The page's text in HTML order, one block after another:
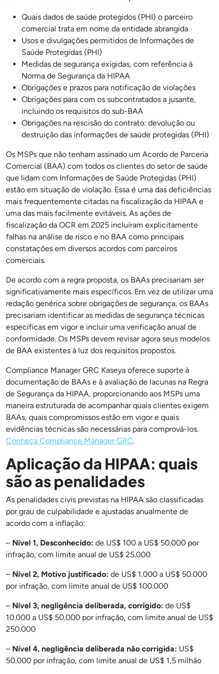
Quais dados de saúde protegidos (PHI) o parceiro
comercial trata em nome da entidade abrangida
Usos e divulgações permitidos de Informações de
Saúde Protegidas (PHI)
Medidas de segurança exigidas, com referência à
Norma de Segurança da HIPAA
Obrigações e prazos para notificação de violações
Obrigações para com os subcontratados a jusante,
incluindo os requisitos do sub-BAA
Obrigações na rescisão do contrato: devolução ou
destruição das informações de saúde protegidas (PHI)
Os MSPs que não tenham assinado um Acordo de Parceria
Comercial (BAA) com todos os clientes do setor de saúde
que lidam com Informações de Saúde Protegidas (PHI)
estão em situação de violação. Essa é uma das deficiências
mais frequentemente citadas na fiscalização da HIPAA e
uma das mais facilmente evitáveis. As ações de
fiscalização da OCR em 2025 incluíram explicitamente
falhas na análise de risco e no BAA como principais
constatações em diversos acordos com parceiros
comerciais.
De acordo com a regra proposta, os BAAs precisariam ser
significativamente mais específicos. Em vez de utilizar uma
redação genérica sobre obrigações de segurança, os BAAs
precisariam identificar as medidas de segurança técnicas
específicas em vigor e incluir uma verificação anual de
conformidade. Os MSPs devem revisar agora seus modelos
de BAA existentes à luz dos requisitos propostos.
Compliance Manager GRC Kaseya oferece suporte à
documentação de BAAs e à avaliação de lacunas na Regra
de Segurança da HIPAA, proporcionando aos MSPs uma
maneira estruturada de acompanhar quais clientes exigem
BAAs, quais compromissos estão em vigor e quais
evidências técnicas são necessárias para comprová-los.
Conheça Compliance Manager GRC.
Aplicação da HIPAA: quais
são as penalidades
As penalidades civis previstas na HIPAA são classificadas
por grau de culpabilidade e ajustadas anualmente de
acordo com a inflação:
– Nível 1, Desconhecido: de US$ 100 a US$ 50.000 por
infração, com limite anual de US$ 25.000
– Nível 2, Motivo justificado: de US$ 1.000 a US$ 50.000
por infração, com limite anual de US$ 100.000
– Nível 3, negligência deliberada, corrigido: de US$
10.000 a US$ 50.000 por infração, com limite anual de US$
250.000
– Nível 4, negligência deliberada não corrigida: US$
50.000 por infração, com limite anual de US$ 1,5 milhão